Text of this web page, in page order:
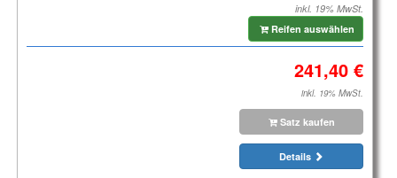
inkl. 19% MwSt.
Reifen auswählen
inkl. 19% MwSt.
Satz kaufen
Details